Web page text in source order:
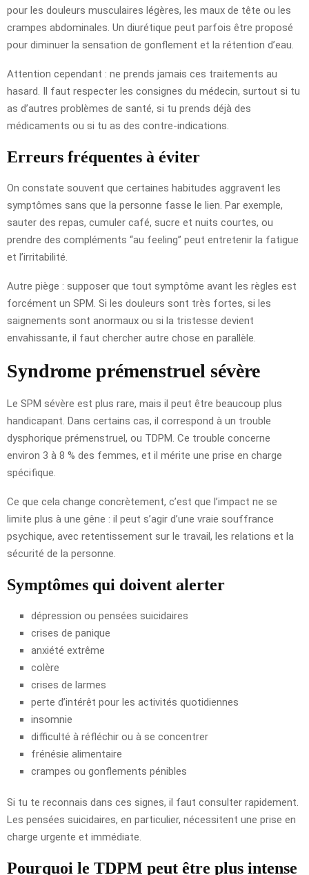
pour les douleurs musculaires légères, les maux de tête ou les
crampes abdominales. Un diurétique peut parfois être proposé
pour diminuer la sensation de gonflement et la rétention d’eau.
Attention cependant : ne prends jamais ces traitements au
hasard. Il faut respecter les consignes du médecin, surtout si tu
as d’autres problèmes de santé, si tu prends déjà des
médicaments ou si tu as des contre-indications.
Erreurs fréquentes à éviter
On constate souvent que certaines habitudes aggravent les
symptômes sans que la personne fasse le lien. Par exemple,
sauter des repas, cumuler café, sucre et nuits courtes, ou
prendre des compléments “au feeling” peut entretenir la fatigue
et l’irritabilité.
Autre piège : supposer que tout symptôme avant les règles est
forcément un SPM. Si les douleurs sont très fortes, si les
saignements sont anormaux ou si la tristesse devient
envahissante, il faut chercher autre chose en parallèle.
Syndrome prémenstruel sévère
Le SPM sévère est plus rare, mais il peut être beaucoup plus
handicapant. Dans certains cas, il correspond à un trouble
dysphorique prémenstruel, ou TDPM. Ce trouble concerne
environ 3 à 8 % des femmes, et il mérite une prise en charge
spécifique.
Ce que cela change concrètement, c’est que l’impact ne se
limite plus à une gêne : il peut s’agir d’une vraie souffrance
psychique, avec retentissement sur le travail, les relations et la
sécurité de la personne.
Symptômes qui doivent alerter
dépression ou pensées suicidaires
crises de panique
anxiété extrême
colère
crises de larmes
perte d’intérêt pour les activités quotidiennes
insomnie
difficulté à réfléchir ou à se concentrer
frénésie alimentaire
crampes ou gonflements pénibles
Si tu te reconnais dans ces signes, il faut consulter rapidement.
Les pensées suicidaires, en particulier, nécessitent une prise en
charge urgente et immédiate.
Pourquoi le TDPM peut être plus intense